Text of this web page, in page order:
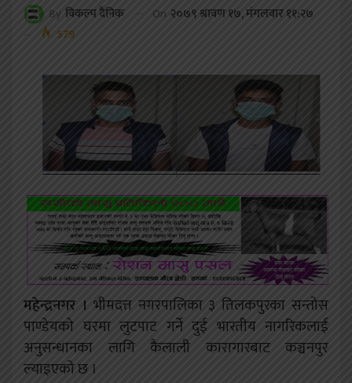
By विकल्प दैनिक On २०७९ श्रावण १७, मंगलवार ११:२७
579
महेन्द्रनगर । भीमदत्त नगरपालिका ३ तिलकपुरका सन्तोस
पाण्डेयको घरमा लुटपाट गर्ने दुई भारतीय नागरिकलाई
अनुसन्धानका लागि कैलाली कारागारबाट कञ्चनपुर
ल्याइएको छ ।